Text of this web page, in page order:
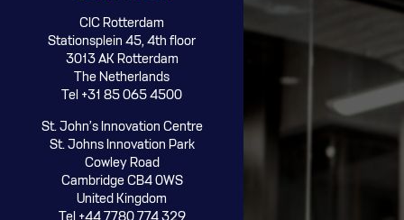
CIC Rotterdam
Stationsplein 45, 4th floor
3013 AK Rotterdam
The Netherlands
Tel +31 85 065 4500
St. John’s Innovation Centre
St. Johns Innovation Park
Cowley Road
Cambridge CB4 0WS
United Kingdom
Tel +44 7780 774 329